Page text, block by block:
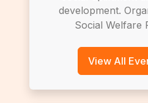
development.
Social Welfare
View All